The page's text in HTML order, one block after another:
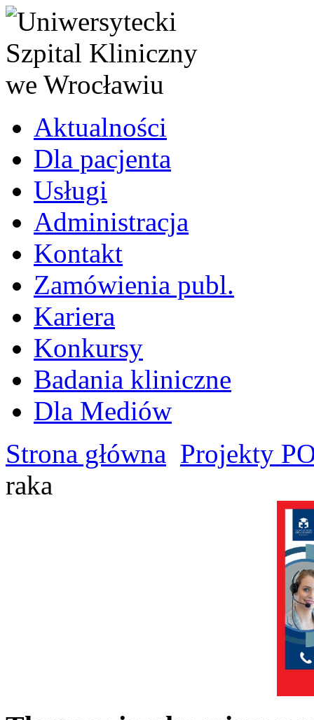
Aktualności
Dla pacjenta
Usługi
Administracja
Kontakt
Zamówienia publ.
Kariera
Konkursy
Badania kliniczne
Dla Mediów
Strona główna Projekty
raka